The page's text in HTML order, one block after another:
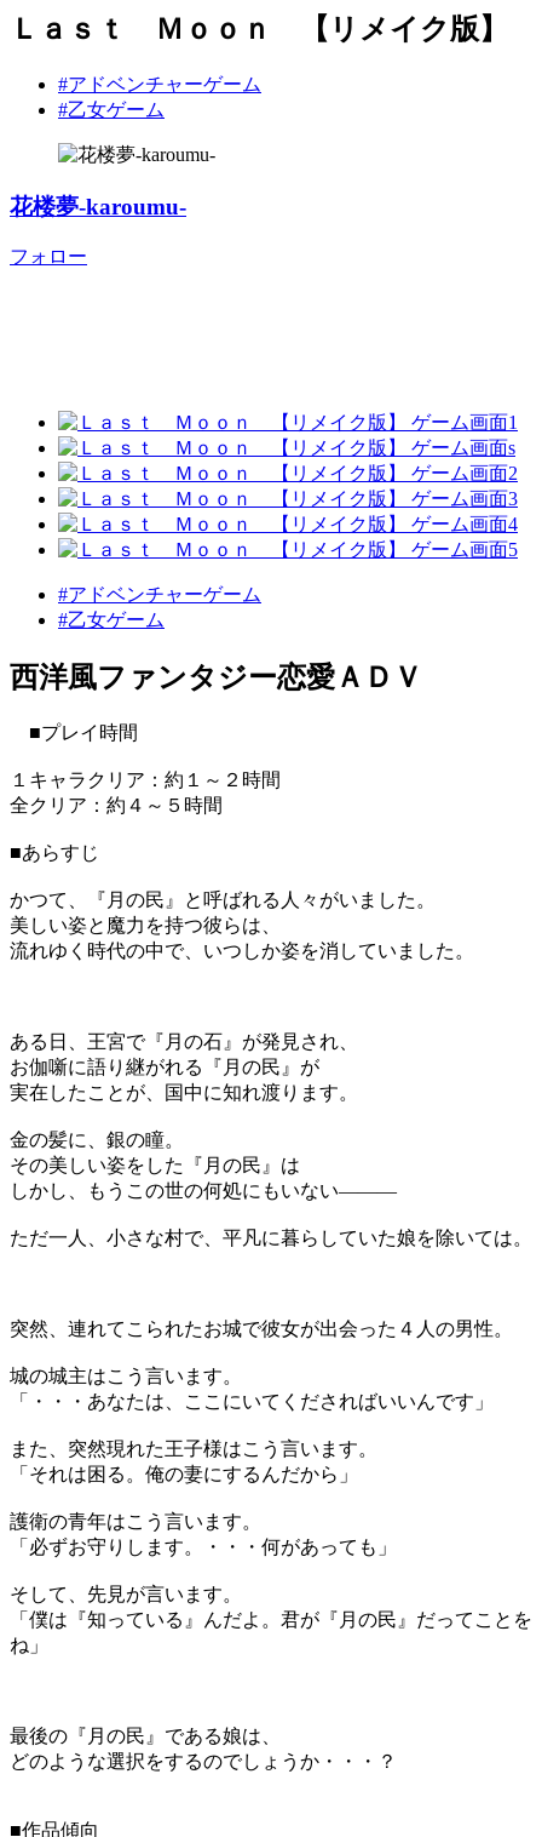
Ｌａｓｔ Ｍｏｏｎ 【リメイク版】
#アドベンチャーゲーム
#乙女ゲーム
花楼夢-karoumu-
フォロー
#アドベンチャーゲーム
#乙女ゲーム
西洋風ファンタジー恋愛ＡＤＶ
■プレイ時間
１キャラクリア：約１～２時間
全クリア：約４～５時間
■あらすじ
かつて、『月の民』と呼ばれる人々がいました。
美しい姿と魔力を持つ彼らは、
流れゆく時代の中で、いつしか姿を消していました。
ある日、王宮で『月の石』が発見され、
お伽噺に語り継がれる『月の民』が
実在したことが、国中に知れ渡ります。
金の髪に、銀の瞳。
その美しい姿をした『月の民』は
しかし、もうこの世の何処にもいない―――
ただ一人、小さな村で、平凡に暮らしていた娘を除いては。
突然、連れてこられたお城で彼女が出会った４人の男性。
城の城主はこう言います。
「・・・あなたは、ここにいてくださればいいんです」
また、突然現れた王子様はこう言います。
「それは困る。俺の妻にするんだから」
護衛の青年はこう言います。
「必ずお守りします。・・・何があっても」
そして、先見が言います。
「僕は『知っている』んだよ。君が『月の民』だってことを
ね」
最後の『月の民』である娘は、
どのような選択をするのでしょうか・・・？
■作品傾向